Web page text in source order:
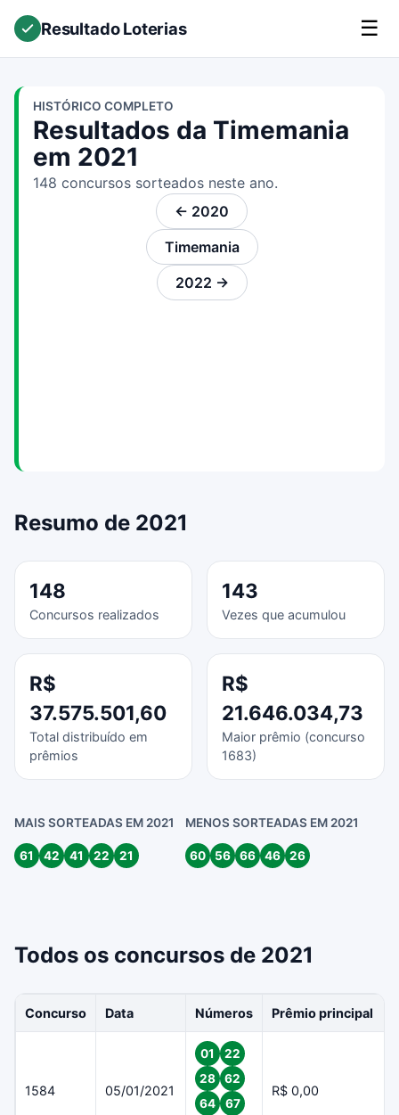
Resultado Loterias ☰
HISTÓRICO COMPLETO
Resultados da Timemania
em 2021
148 concursos sorteados neste ano.
← 2020
Timemania
2022 →
Resumo de 2021
148
Concursos realizados
143
Vezes que acumulou
R$
37.575.501,60
Total distribuído em
prêmios
R$
21.646.034,73
Maior prêmio (concurso
1683)
MAIS SORTEADAS EM 2021
61 42 41 22 21
MENOS SORTEADAS EM 2021
60 56 66 46 26
Todos os concursos de 2021
Concurso Data Números Prêmio principal
1584 05/01/2021
01
22
28
62
64
67
R$ 0,00